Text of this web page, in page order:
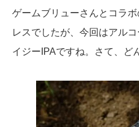
ゲームブリューさんとコラボ
レスでしたが、今回はアル
イジーIPAですね。さて、ど